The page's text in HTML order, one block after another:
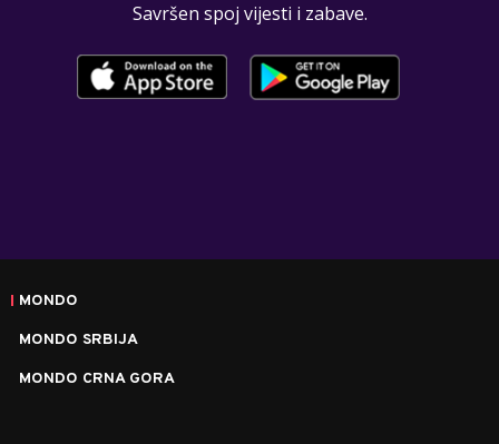
Savršen spoj vijesti i zabave.
MONDO
MONDO SRBIJA
MONDO CRNA GORA